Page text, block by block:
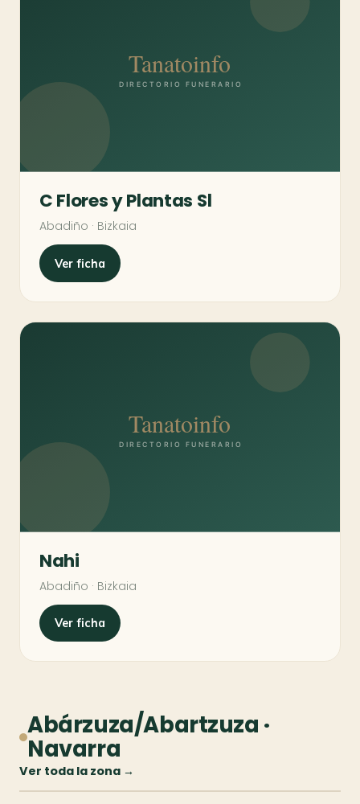
C Flores y Plantas Sl
Abadiño · Bizkaia
Ver ficha
Nahi
Abadiño · Bizkaia
Ver ficha
Abárzuza/Abartzuza ·
Navarra
Ver toda la zona →